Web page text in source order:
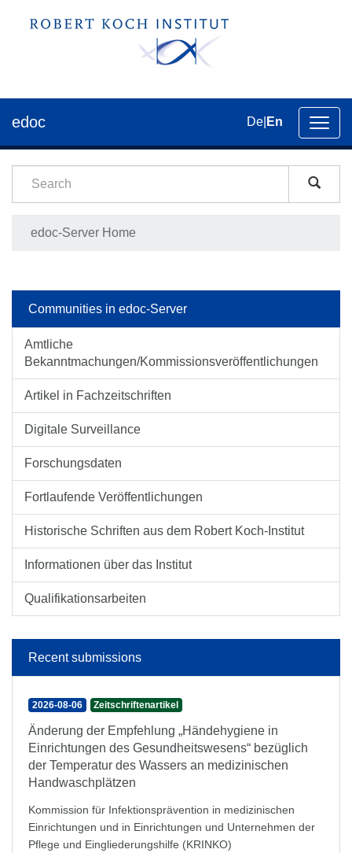
edoc De En
edoc-Server Home
Communities in edoc-Server
Amtliche
Bekanntmachungen/Kommissionsveröffentlichungen
Artikel in Fachzeitschriften
Digitale Surveillance
Forschungsdaten
Fortlaufende Veröffentlichungen
Historische Schriften aus dem Robert Koch-Institut
Informationen über das Institut
Qualifikationsarbeiten
Recent submissions
2026-08-06 Zeitschriftenartikel
Änderung der Empfehlung „Händehygiene in
Einrichtungen des Gesundheitswesens“ bezüglich
der Temperatur des Wassers an medizinischen
Handwaschplätzen
Kommission für Infektionsprävention in medizinischen
Einrichtungen und in Einrichtungen und Unternehmen der
Pflege und Eingliederungshilfe (KRINKO)